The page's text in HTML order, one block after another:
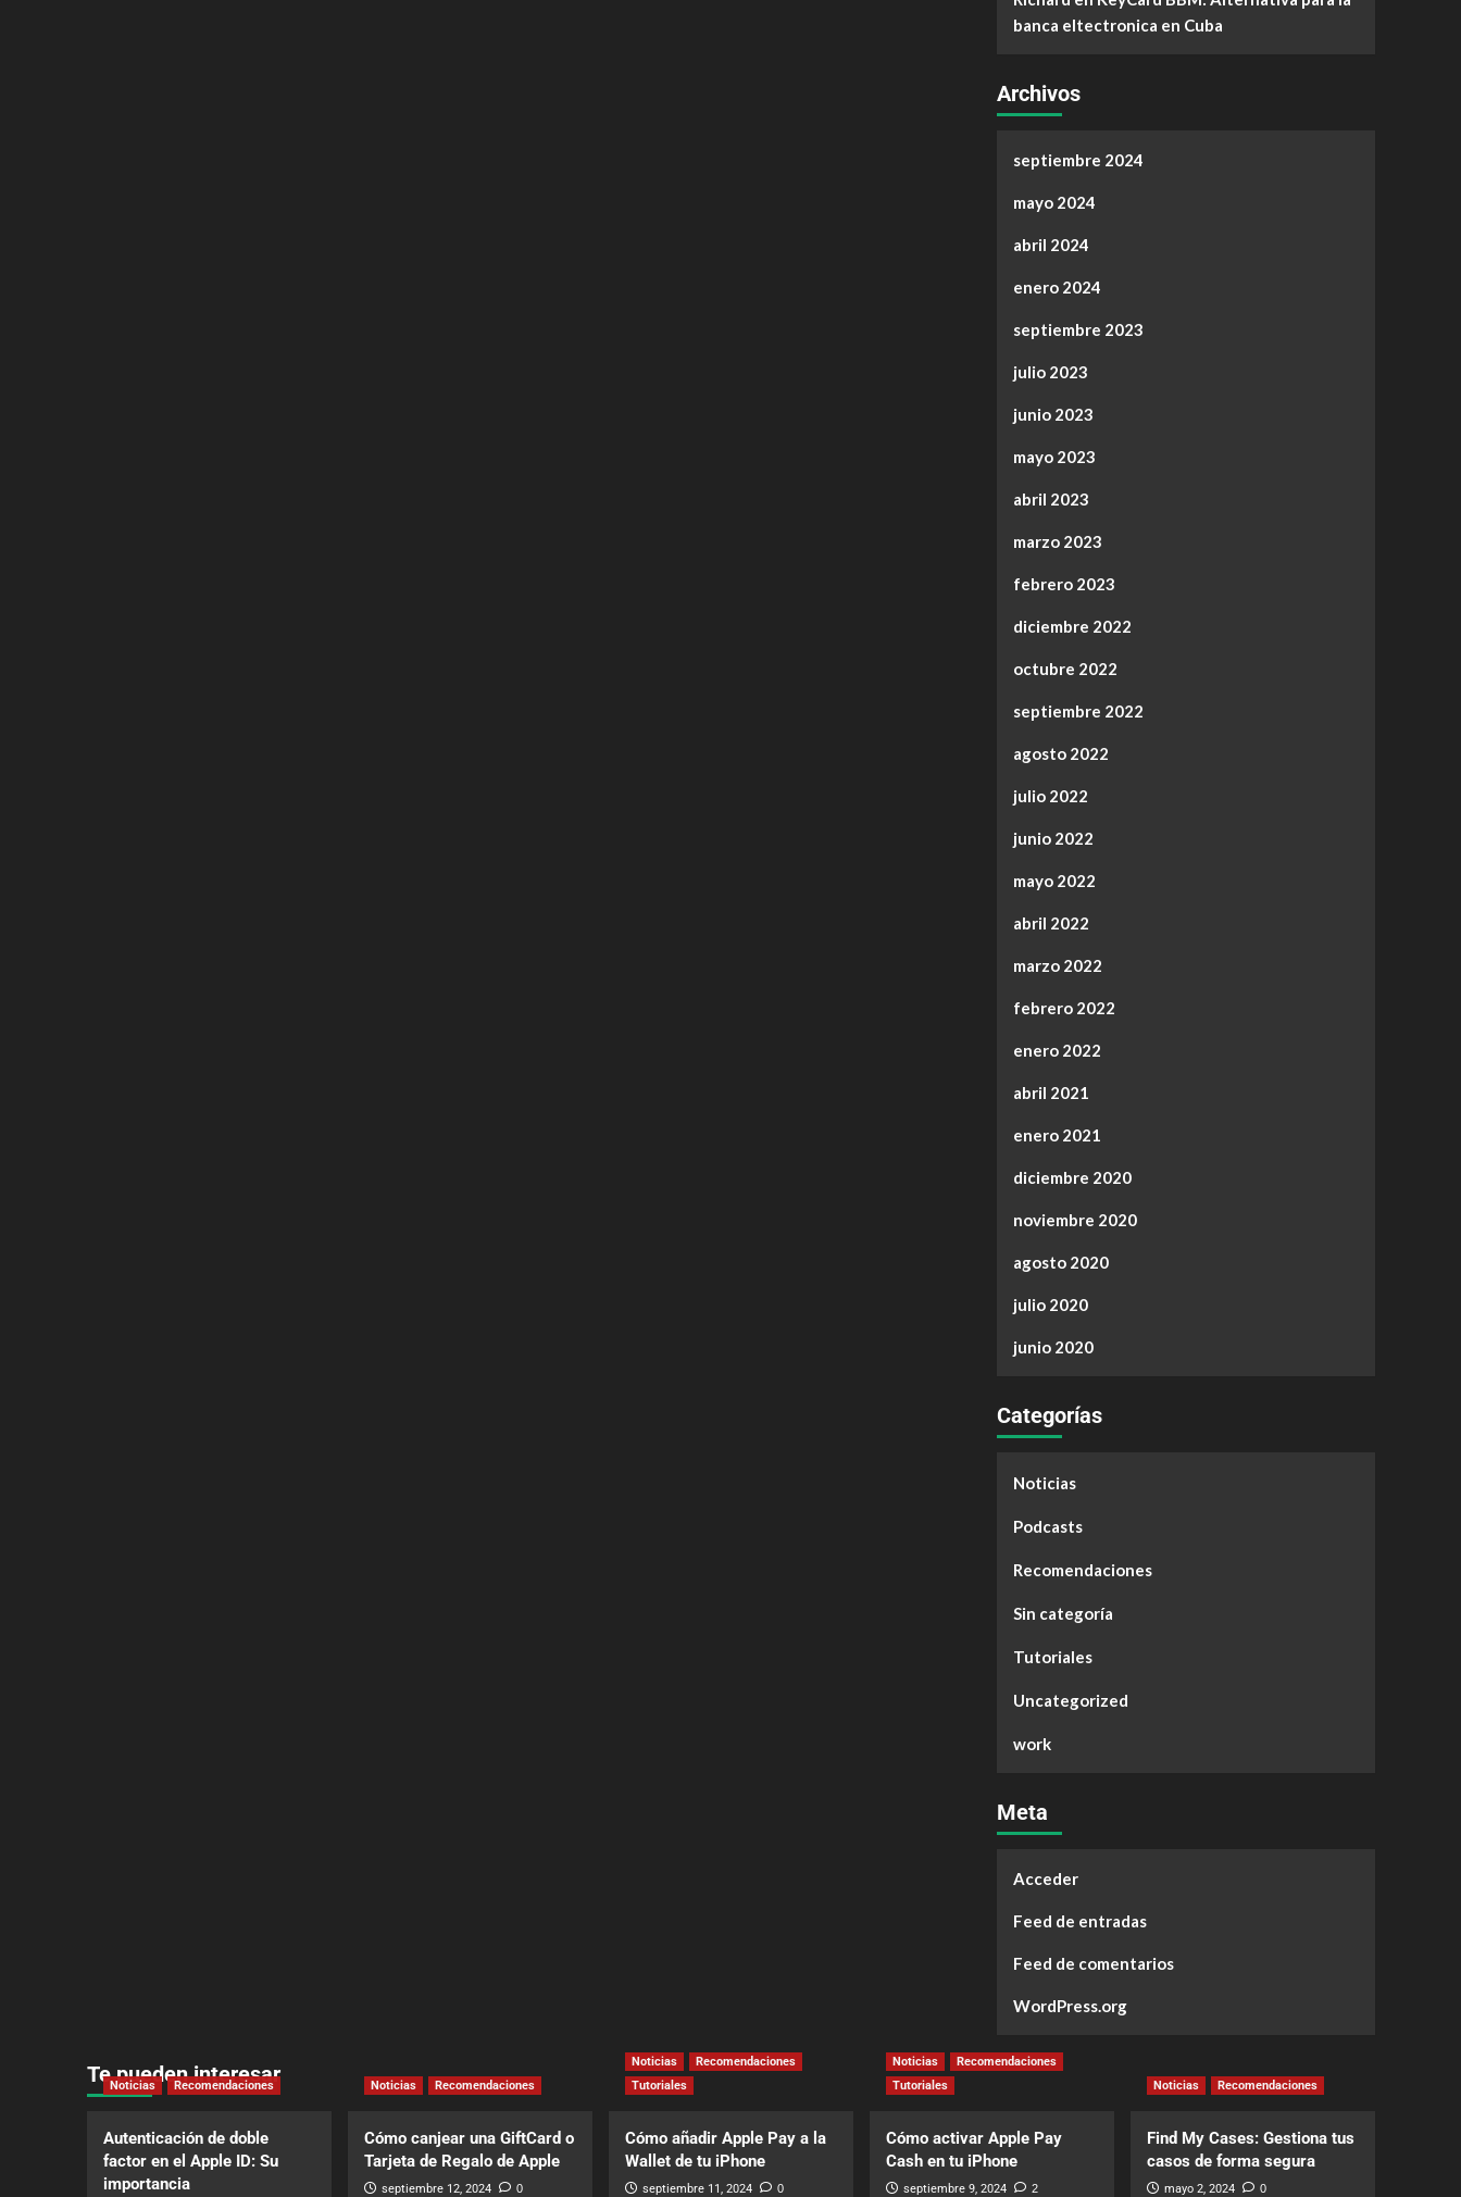
banca eltectronica en Cuba
Archivos
septiembre 2024
mayo 2024
abril 2024
enero 2024
septiembre 2023
julio 2023
junio 2023
mayo 2023
abril 2023
marzo 2023
febrero 2023
diciembre 2022
octubre 2022
septiembre 2022
agosto 2022
julio 2022
junio 2022
mayo 2022
abril 2022
marzo 2022
febrero 2022
enero 2022
abril 2021
enero 2021
diciembre 2020
noviembre 2020
agosto 2020
julio 2020
junio 2020
Categorías
Noticias
Podcasts
Recomendaciones
Sin categoría
Tutoriales
Uncategorized
work
Meta
Acceder
Feed de entradas
Feed de comentarios
WordPress.org
Te pueden interesar
Noticias Recomendaciones
Autenticación de doble
factor en el Apple ID: Su
importancia
Noticias Recomendaciones
Cómo canjear una GiftCard o
Tarjeta de Regalo de Apple
septiembre 12, 2024 0
Noticias
Recomendaciones
Tutoriales
Cómo añadir Apple Pay a la
Wallet de tu iPhone
septiembre 11, 2024 0
Noticias
Recomendaciones
Tutoriales
Cómo activar Apple Pay
Cash en tu iPhone
septiembre 9, 2024 2
Noticias Recomendaciones
Find My Cases: Gestiona tus
casos de forma segura
mayo 2, 2024 0